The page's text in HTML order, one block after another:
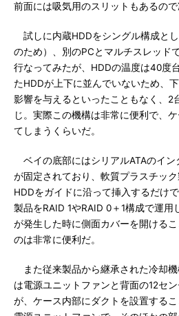
前面には吸気用のスリットもあるので
試しに内蔵HDDをシングル構成と
のため）、別のPCとマルチスレッド
行なってみたが、HDDの温度は40度
たHDDが上下に並んでいないため、
影響を与えるといったこともなく、2
じ。実際この機構は非常に便利で、
てしまうくらいだ。
ベイの底部にはシリアルATAのイン
が固定されており、軟質プラスチッ
HDDをガイドに沿って挿入するだけ
製品をRAID 1やRAID 0＋1構成で運
が発生した時に側面カバーを開ける
のは非常に便利だ。
また従来製品から継承された冷却
は電源ユニットファンと背面の12セ
が、ケース内部にダクトを設置する